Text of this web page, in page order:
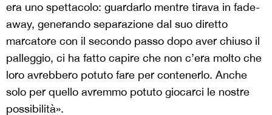
era uno spettacolo: guardarlo mentre tirava in fade-
away, generando separazione dal suo diretto
marcatore con il secondo passo dopo aver chiuso il
palleggio, ci ha fatto capire che non c’era molto che
loro avrebbero potuto fare per contenerlo. Anche
solo per quello avremmo potuto giocarci le nostre
possibilità».